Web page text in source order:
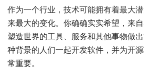
作为一个行业，技术可能拥有着最大
来最大的变化。你确确实实希望，来
塑造世界的工具、服务和其他事物做
种背景的人们一起开发软件，并为开
常重要。